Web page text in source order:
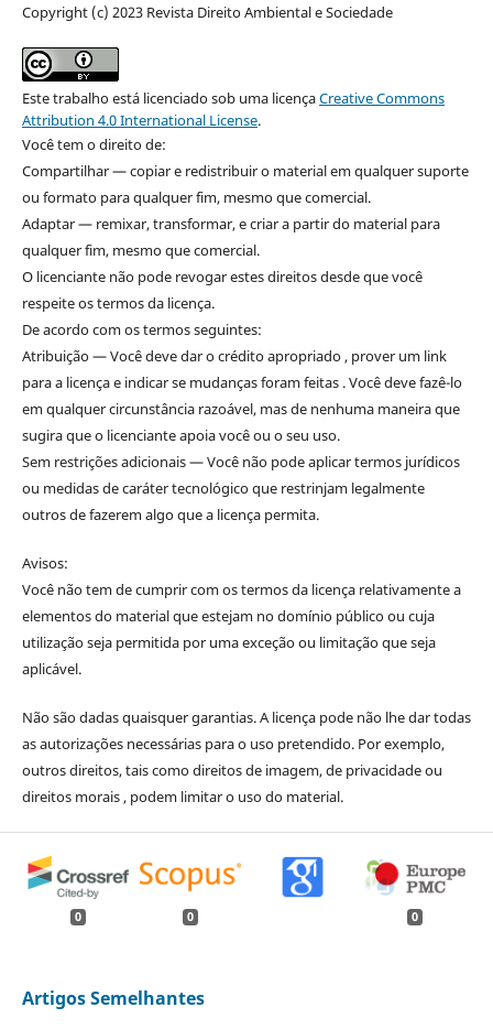
Copyright (c) 2023 Revista Direito Ambiental e Sociedade
Este trabalho está licenciado sob uma licençaCreative Commons
Attribution 4.0 International License.
Você tem o direito de:
Compartilhar — copiar e redistribuir o material em qualquer suporte
ou formato para qualquer fim, mesmo que comercial.
Adaptar — remixar, transformar, e criar a partir do material para
qualquer fim, mesmo que comercial.
O licenciante não pode revogar estes direitos desde que você
respeite os termos da licença.
De acordo com os termos seguintes:
Atribuição — Você deve dar o crédito apropriado , prover um link
para a licença e indicar se mudanças foram feitas . Você deve fazê-lo
em qualquer circunstância razoável, mas de nenhuma maneira que
sugira que o licenciante apoia você ou o seu uso.
Sem restrições adicionais — Você não pode aplicar termos jurídicos
ou medidas de caráter tecnológico que restrinjam legalmente
outros de fazerem algo que a licença permita.
Avisos:
Você não tem de cumprir com os termos da licença relativamente a
elementos do material que estejam no domínio público ou cuja
utilização seja permitida por uma exceção ou limitação que seja
aplicável.
Não são dadas quaisquer garantias. A licença pode não lhe dar todas
as autorizações necessárias para o uso pretendido. Por exemplo,
outros direitos, tais como direitos de imagem, de privacidade ou
direitos morais , podem limitar o uso do material.
0 0 0
Artigos Semelhantes